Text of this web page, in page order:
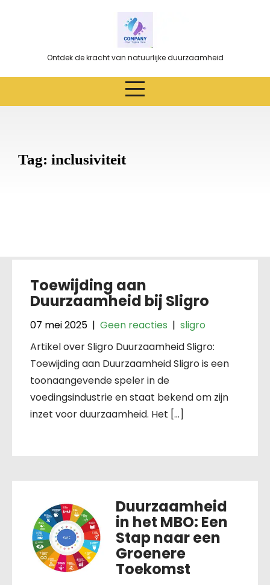
Ontdek de kracht van natuurlijke duurzaamheid
Tag: inclusiviteit
Toewijding aan
Duurzaamheid bij Sligro
07 mei 2025 | Geen reacties | sligro
Artikel over Sligro Duurzaamheid Sligro:
Toewijding aan Duurzaamheid Sligro is een
toonaangevende speler in de
voedingsindustrie en staat bekend om zijn
inzet voor duurzaamheid. Het […]
Duurzaamheid
in het MBO: Een
Stap naar een
Groenere
Toekomst